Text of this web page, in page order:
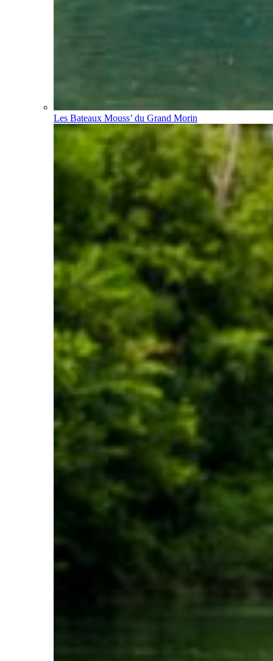
Les Bateaux Mouss’ du Grand Morin